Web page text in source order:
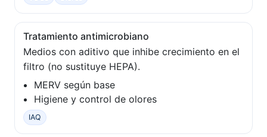
Tratamiento antimicrobiano
Medios con aditivo que inhibe crecimiento en el
filtro (no sustituye HEPA).
MERV según base
Higiene y control de olores
IAQ